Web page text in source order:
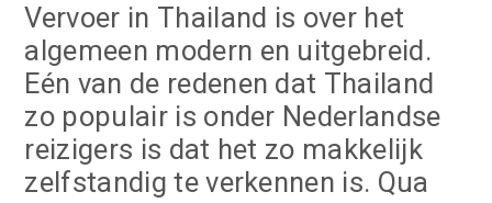
Vervoer in Thailand is over het
algemeen modern en uitgebreid.
Eén van de redenen dat Thailand
zo populair is onder Nederlandse
reizigers is dat het zo makkelijk
zelfstandig te verkennen is. Qua